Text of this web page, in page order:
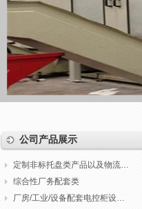
公司产品展示
定制非标托盘类产品以及物流包装
综合性厂务配套类
厂房/工业/设备配套电控柜设计制作调试